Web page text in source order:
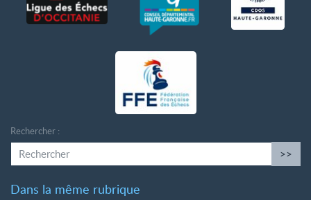
Rechercher :
>>
Dans la même rubrique